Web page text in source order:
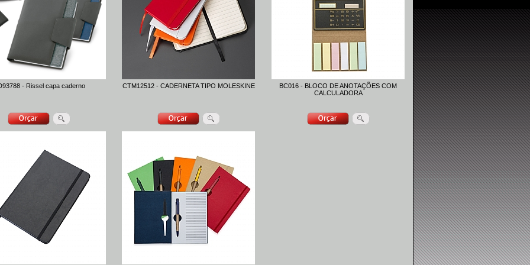
- Rissel capa caderno CTM12512 - CADERNETA TIPO MOLESKINE
BC016 - BLOCO DE ANOTAÇÕES COM
CALCULADORA